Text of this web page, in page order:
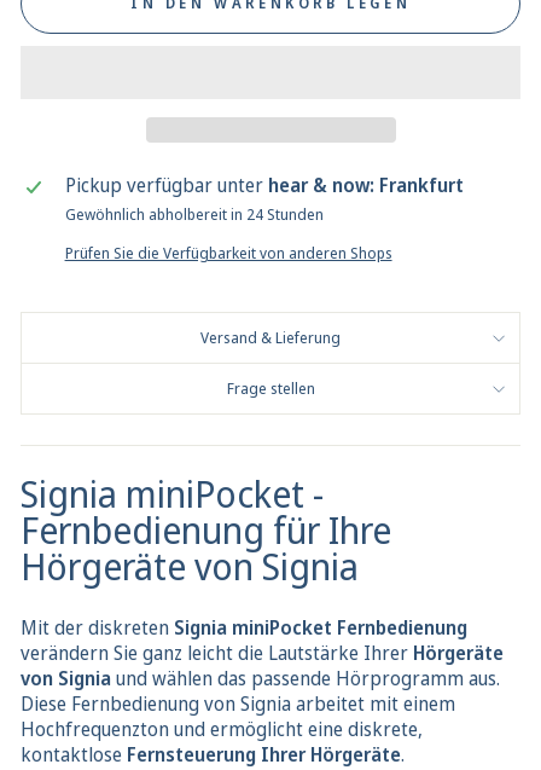
Pickup verfügbar unter hear & now: Frankfurt
Gewöhnlich abholbereit in 24 Stunden
Prüfen Sie die Verfügbarkeit von anderen Shops
Versand & Lieferung
Frage stellen
Signia miniPocket -
Fernbedienung für Ihre
Hörgeräte von Signia
Mit der diskreten Signia miniPocket Fernbedienung
verändern Sie ganz leicht die Lautstärke Ihrer Hörgeräte
von Signia und wählen das passende Hörprogramm aus.
Diese Fernbedienung von Signia arbeitet mit einem
Hochfrequenzton und ermöglicht eine diskrete,
kontaktlose Fernsteuerung Ihrer Hörgeräte.